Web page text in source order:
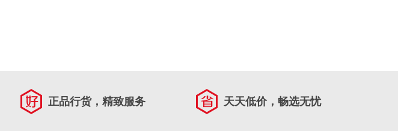
正品行货，精致服务 天天低价，畅选无忧